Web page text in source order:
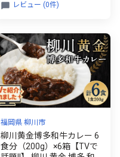
レビュー (0件)
福岡県 柳川市
柳川黄金博多和牛カレー 6
食分（200g）×6箱【TVで